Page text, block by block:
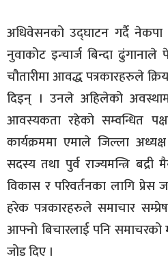
अधिवेसनको उद्घाटन गर्दै
नुवाकोट इन्चार्ज बिन्दा ढुंगानाले
चौतारीमा आवद्ध पत्रकारहरुले
दिइन् । उनले अहिलेको
आवस्यकता रहेको सम्वन्धित
कार्यक्रममा एमाले जिल्ला
सदस्य तथा पुर्व राज्यमन्त्रि
विकास र परिवर्तनका लागि प्रेस
हरेक पत्रकारहरुले समाचार
आफ्नो बिचारलाई पनि समाचरको
जोड दिए ।